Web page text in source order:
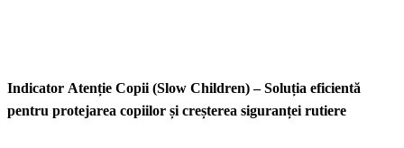
Indicator Atenție Copii (Slow Children) – Soluția eficientă
pentru protejarea copiilor și creșterea siguranței rutiere